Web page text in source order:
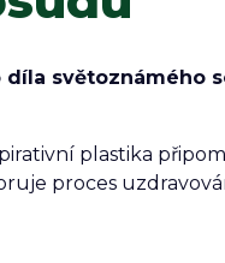
světoznámého
plastika
proces